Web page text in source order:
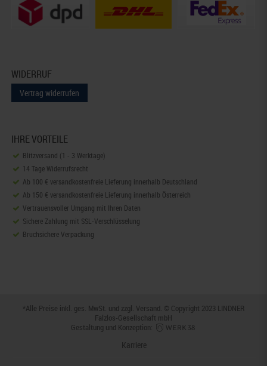
WIDERRUF
Vertrag widerrufen
IHRE VORTEILE
Blitzversand (1 - 3 Werktage)
14 Tage Widerrufsrecht
Ab 100 € versandkostenfreie Lieferung innerhalb Deutschland
Ab 150 € versandkostenfreie Lieferung innerhalb Österreich
Vertrauensvoller Umgang mit Ihren Daten
Sichere Zahlung mit SSL-Verschlüsselung
Bruchsichere Verpackung
*Alle Preise inkl. ges. MwSt. und zzgl. Versand. © Copyright 2023 LINDNER
Falzlos-Gesellschaft mbH
Gestaltung und Konzeption:
Karriere